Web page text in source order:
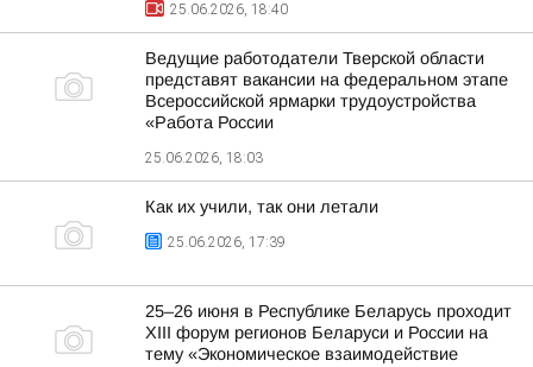
25.06.2026, 18:40
Ведущие работодатели Тверской области
представят вакансии на федеральном этапе
Всероссийской ярмарки трудоустройства
«Работа России
25.06.2026, 18:03
Как их учили, так они летали
25.06.2026, 17:39
25–26 июня в Республике Беларусь проходит
XIII форум регионов Беларуси и России на
тему «Экономическое взаимодействие